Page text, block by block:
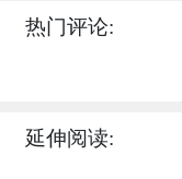
热门评论:
延伸阅读: